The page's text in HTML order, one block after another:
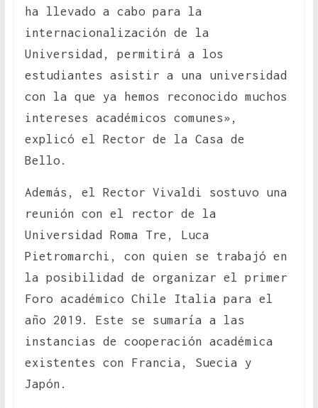
ha llevado a cabo para la
internacionalización de la
Universidad, permitirá a los
estudiantes asistir a una universidad
con la que ya hemos reconocido muchos
intereses académicos comunes»,
explicó el Rector de la Casa de
Bello.
Además, el Rector Vivaldi sostuvo una
reunión con el rector de la
Universidad Roma Tre, Luca
Pietromarchi, con quien se trabajó en
la posibilidad de organizar el primer
Foro académico Chile Italia para el
año 2019. Este se sumaría a las
instancias de cooperación académica
existentes con Francia, Suecia y
Japón.